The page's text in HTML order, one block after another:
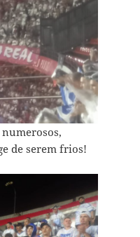
numerosos,
de serem frios!